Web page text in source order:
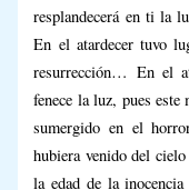
resplandecerá en ti la
En el atardecer tuvo
resurrección… En el
fenece la luz, pues
sumergido en el
hubiera venido del
la edad de la